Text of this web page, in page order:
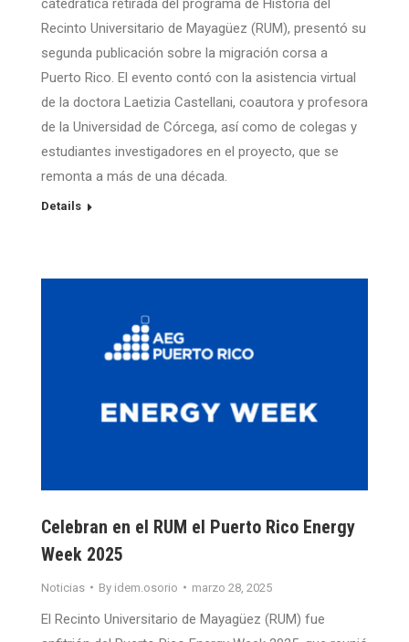
catedrática retirada del programa de Historia del
Recinto Universitario de Mayagüez (RUM), presentó su
segunda publicación sobre la migración corsa a
Puerto Rico. El evento contó con la asistencia virtual
de la doctora Laetizia Castellani, coautora y profesora
de la Universidad de Córcega, así como de colegas y
estudiantes investigadores en el proyecto, que se
remonta a más de una década.
Details
Celebran en el RUM el Puerto Rico Energy
Week 2025
Noticias By idem.osorio marzo 28, 2025
El Recinto Universitario de Mayagüez (RUM) fue